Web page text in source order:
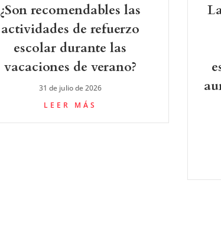
¿Son recomendables las
actividades de refuerzo
escolar durante las
vacaciones de verano?
31 de julio de 2026
LEER MÁS